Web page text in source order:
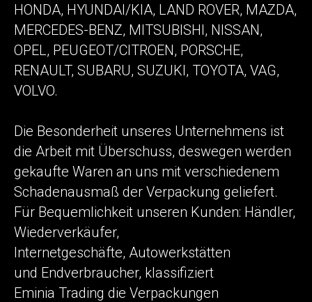
HONDA, HYUNDAI/KIA, LAND ROVER, MAZDA,
MERCEDES-BENZ, MITSUBISHI, NISSAN,
OPEL, PEUGEOT/CITROEN, PORSCHE,
RENAULT, SUBARU, SUZUKI, TOYOTA, VAG,
VOLVO.
Die Besonderheit unseres Unternehmens ist
die Arbeit mit Überschuss, deswegen werden
gekaufte Waren an uns mit verschiedenem
Schadenausmaß der Verpackung geliefert.
Für Bequemlichkeit unseren Kunden: Händler,
Wiederverkäufer,
Internetgeschäfte, Autowerkstätten
und Endverbraucher, klassifiziert
Eminia Trading die Verpackungen